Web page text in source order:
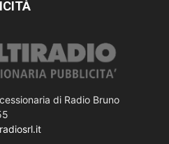
di Radio Bruno